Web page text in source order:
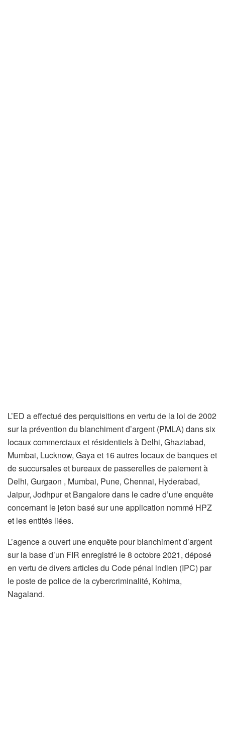
L’ED a effectué des perquisitions en vertu de la loi de 2002
sur la prévention du blanchiment d’argent (PMLA) dans six
locaux commerciaux et résidentiels à Delhi, Ghaziabad,
Mumbai, Lucknow, Gaya et 16 autres locaux de banques et
de succursales et bureaux de passerelles de paiement à
Delhi, Gurgaon , Mumbai, Pune, Chennai, Hyderabad,
Jaipur, Jodhpur et Bangalore dans le cadre d’une enquête
concernant le jeton basé sur une application nommé HPZ
et les entités liées.
L’agence a ouvert une enquête pour blanchiment d’argent
sur la base d’un FIR enregistré le 8 octobre 2021, déposé
en vertu de divers articles du Code pénal indien (IPC) par
le poste de police de la cybercriminalité, Kohima,
Nagaland.